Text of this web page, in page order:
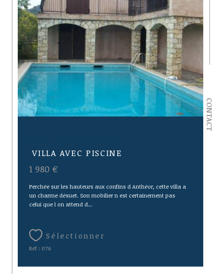
CONTACT
VILLA AVEC PISCINE
1 980 €
Perchée sur les hauteurs aux confins d Anthéor, cette villa a
un charme désuet. Son mobilier n est certainement pas
celui que l on attend d...
Sélectionner
Réf : 076